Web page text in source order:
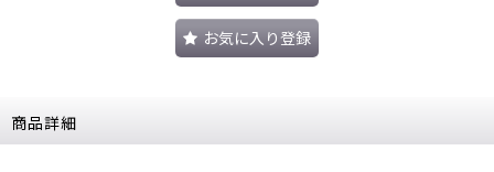
お気に入り登録
商品詳細